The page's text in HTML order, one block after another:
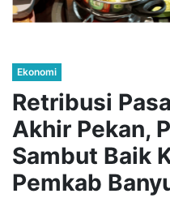
Ekonomi
Retribusi
Akhir Pekan,
Sambut Baik
Pemkab